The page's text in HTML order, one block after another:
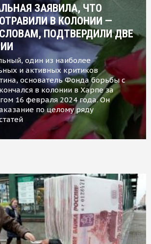
ЗАЯВИЛА, ЧТО
В КОЛОНИИ —
ПОДТВЕРДИЛИ ДВЕ
один из наиболее
и активных критиков
основатель Фонда борьбы с
в колонии в Харпе за
16 февраля 2024 года. Он
по целому ряду